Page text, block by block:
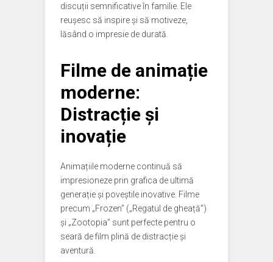
discuții semnificative în familie. Ele
reușesc să inspire și să motiveze,
lăsând o impresie de durată.
Filme de animație
moderne:
Distracție și
inovație
Animațiile moderne continuă să
impresioneze prin grafica de ultimă
generație și poveștile inovative. Filme
precum „Frozen” („Regatul de gheață”)
și „Zootopia” sunt perfecte pentru o
seară de film plină de distracție și
aventură.